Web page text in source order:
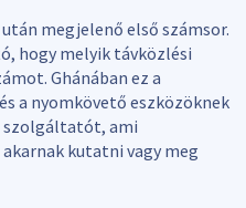
megjelenő első számsor.
hogy melyik távközlési
Ghánában ez a
a nyomkövető eszközöknek
szolgáltatót, ami
kutatni vagy meg